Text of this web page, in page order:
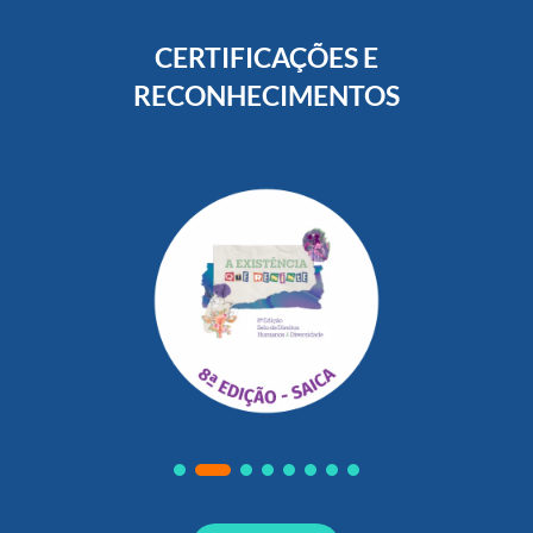
CERTIFICAÇÕES E
RECONHECIMENTOS